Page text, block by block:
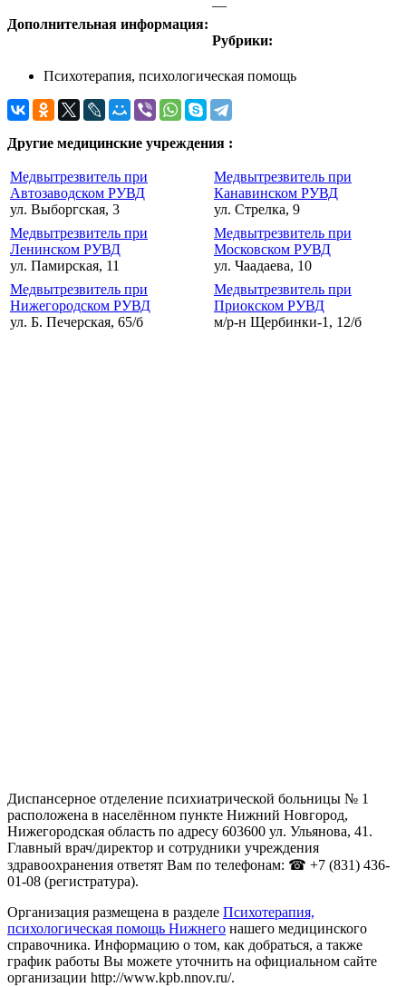
Дополнительная информация:
—
Рубрики:
Психотерапия, психологическая помощь
Другие медицинские учреждения :
Медвытрезвитель при
Автозаводском РУВД
ул. Выборгская, 3
Медвытрезвитель при
Канавинском РУВД
ул. Стрелка, 9
Медвытрезвитель при
Ленинском РУВД
ул. Памирская, 11
Медвытрезвитель при
Московском РУВД
ул. Чаадаева, 10
Медвытрезвитель при
Нижегородском РУВД
ул. Б. Печерская, 65/б
Медвытрезвитель при
Приокском РУВД
м/р-н Щербинки-1, 12/б
Диспансерное отделение психиатрической больницы № 1
расположена в населённом пункте Нижний Новгород,
Нижегородская область по адресу 603600 ул. Ульянова, 41.
Главный врач/директор и сотрудники учреждения
здравоохранения ответят Вам по телефонам: ☎ +7 (831) 436-
01-08 (регистратура).
Организация размещена в разделе Психотерапия,
психологическая помощь Нижнего нашего медицинского
справочника. Информацию о том, как добраться, а также
график работы Вы можете уточнить на официальном сайте
организации http://www.kpb.nnov.ru/.